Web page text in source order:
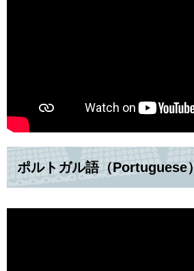
ポルトガル語（Portuguese）